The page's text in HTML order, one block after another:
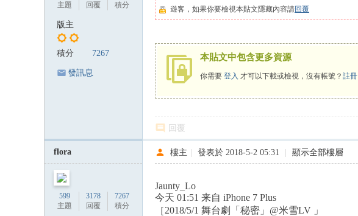
主題
回覆
積分
版主
積分 7267
發訊息
遊客，如果你要檢視本貼文隱藏內容請回覆
本貼文中包含更多資源
你需要 登入 才可以下載或檢視，沒有帳號？ 註冊
回覆
flora
599
主題
3178
回覆
7267
積分
樓主 發表於 2018-5-2 05:31 顯示全部樓層
Jaunty_Lo
今天 01:51 来自 iPhone 7 Plus
［2018/5/1 舞台劇「秘密」@米雪LV 」